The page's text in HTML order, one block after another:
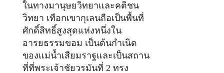
ในทางมานุษยวิทยาและคติชน
วิทยา เทือกเขากุเลนถือเป็นพื้นที่
ศักดิ์สิทธิ์สูงสุดแห่งหนึ่งใน
อารยธรรมขอม เป็นต้นกำเนิด
ของแม่น้ำเสียมราฐและเป็นสถาน
ที่ที่พระเจ้าชัยวรมันที่ 2 ทรง